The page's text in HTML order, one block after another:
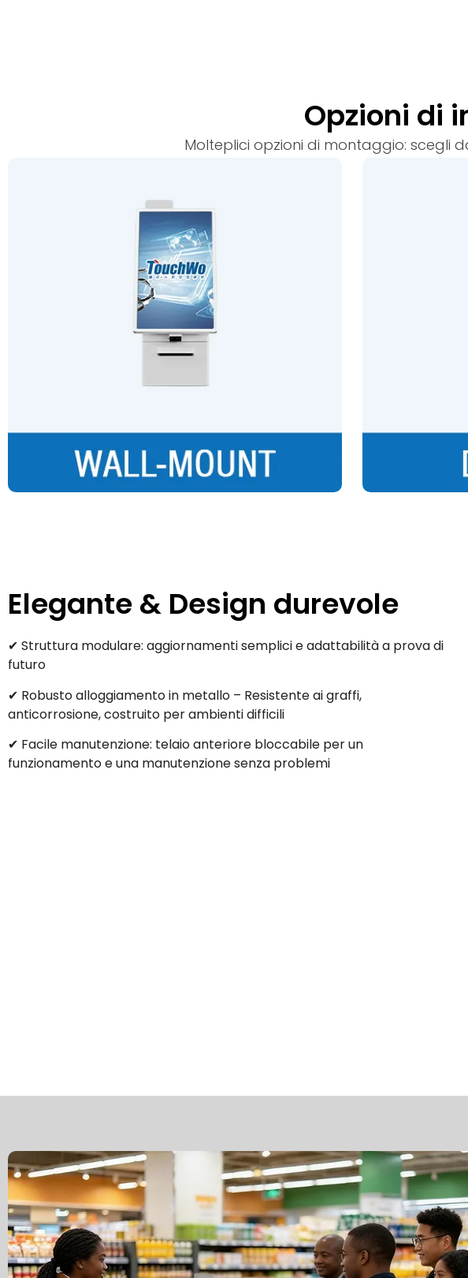
Opzioni di
Molteplici opzioni di montaggio: scegli
Elegante & Design durevole
✔ Struttura modulare: aggiornamenti semplici e adattabilità a prova di
futuro
✔ Robusto alloggiamento in metallo – Resistente ai graffi,
anticorrosione, costruito per ambienti difficili
✔ Facile manutenzione: telaio anteriore bloccabile per un
funzionamento e una manutenzione senza problemi